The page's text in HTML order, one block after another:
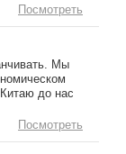
Посмотреть
Мы
до нас
Посмотреть